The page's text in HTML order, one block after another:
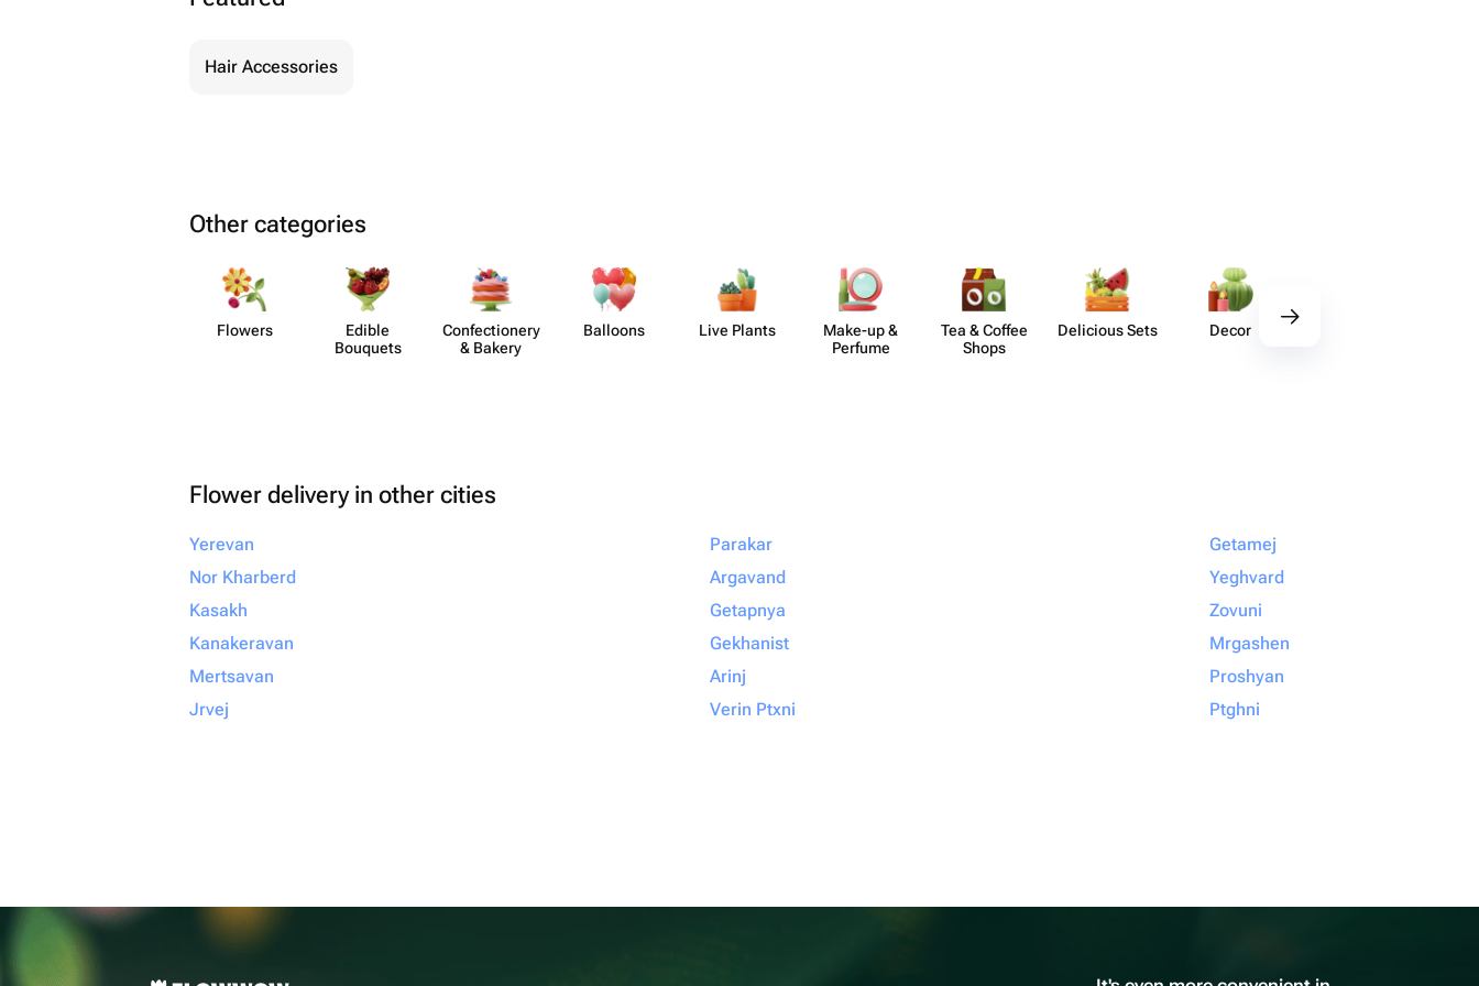
Hair Accessories
Other categories
Flowers
Edible
Bouquets
Confect​ionery
& Bakery
Balloons Live Plants
Make-up &
Perfume
Tea & Coffee
Shops
Delicious Sets Decor
Flower delivery in other cities
Yerevan
Nor Kharberd
Kasakh
Kanakeravan
Mertsavan
Jrvej
Parakar
Argavand
Getapnya
Gekhanist
Arinj
Verin Ptxni
Getamej
Yeghvard
Zovuni
Mrgashen
Proshyan
Ptghni